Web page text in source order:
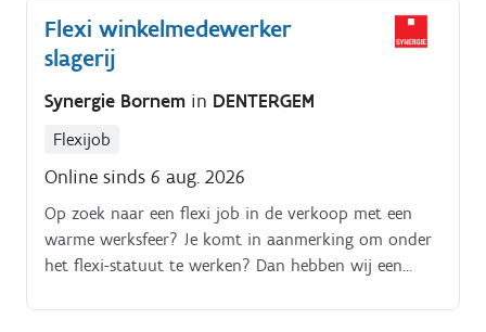
Flexi winkelmedewerker
slagerij
Synergie Bornem in DENTERGEM
Flexijob
Online sinds 6 aug. 2026
Op zoek naar een flexi job in de verkoop met een
warme werksfeer? Je komt in aanmerking om onder
het flexi-statuut te werken? Dan hebben wij een